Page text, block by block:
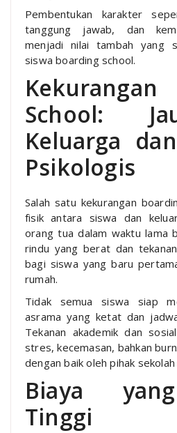
Pembentukan karakter
tanggung jawab, dan
menjadi nilai tambah yang
siswa boarding school.
School:
Keluarga
Psikologis
Salah satu kekurangan
fisik antara siswa dan
orang tua dalam waktu lama
rindu yang berat dan
bagi siswa yang baru
rumah.
Tidak semua siswa siap
asrama yang ketat dan
Tekanan akademik dan
stres, kecemasan, bahkan
dengan baik oleh pihak
Biaya
Tinggi